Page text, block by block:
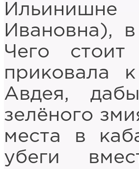
Ивановна),
Чего
приковала
Авдея,
зелёного
места в
убеги